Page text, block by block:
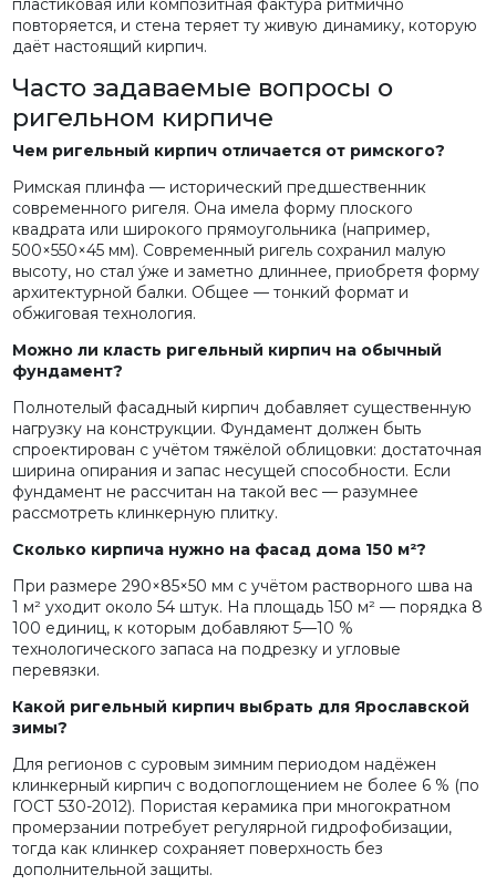
пластиковая или композитная фактура ритмично
повторяется, и стена теряет ту живую динамику, которую
даёт настоящий кирпич.
Часто задаваемые вопросы о
ригельном кирпиче
Чем ригельный кирпич отличается от римского?
Римская плинфа — исторический предшественник
современного ригеля. Она имела форму плоского
квадрата или широкого прямоугольника (например,
500×550×45 мм). Современный ригель сохранил малую
высоту, но стал у́же и заметно длиннее, приобретя форму
архитектурной балки. Общее — тонкий формат и
обжиговая технология.
Можно ли класть ригельный кирпич на обычный
фундамент?
Полнотелый фасадный кирпич добавляет существенную
нагрузку на конструкции. Фундамент должен быть
спроектирован с учётом тяжёлой облицовки: достаточная
ширина опирания и запас несущей способности. Если
фундамент не рассчитан на такой вес — разумнее
рассмотреть клинкерную плитку.
Сколько кирпича нужно на фасад дома 150 м²?
При размере 290×85×50 мм с учётом растворного шва на
1 м² уходит около 54 штук. На площадь 150 м² — порядка 8
100 единиц, к которым добавляют 5—10 %
технологического запаса на подрезку и угловые
перевязки.
Какой ригельный кирпич выбрать для Ярославской
зимы?
Для регионов с суровым зимним периодом надёжен
клинкерный кирпич с водопоглощением не более 6 % (по
ГОСТ 530-2012). Пористая керамика при многократном
промерзании потребует регулярной гидрофобизации,
тогда как клинкер сохраняет поверхность без
дополнительной защиты.